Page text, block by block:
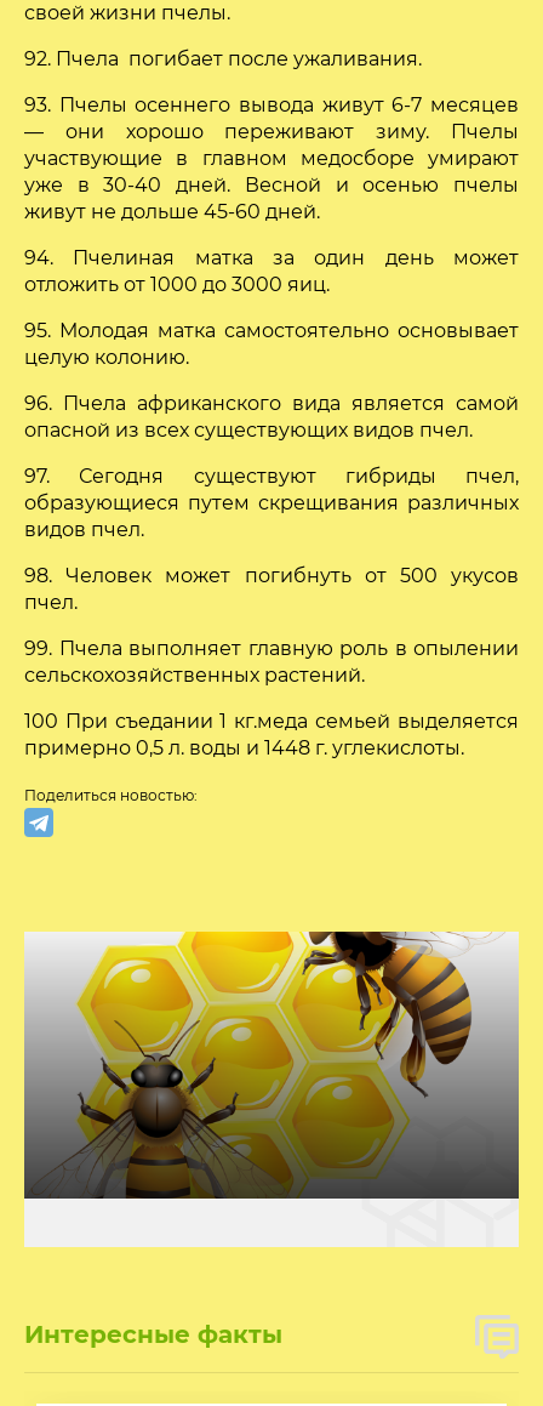
своей жизни пчелы.
92. Пчела погибает после ужаливания.
93. Пчелы осеннего вывода живут 6-7 месяцев
— они хорошо переживают зиму. Пчелы
участвующие в главном медосборе умирают
уже в 30-40 дней. Весной и осенью пчелы
живут не дольше 45-60 дней.
94. Пчелиная матка за один день может
отложить от 1000 до 3000 яиц.
95. Молодая матка самостоятельно основывает
целую колонию.
96. Пчела африканского вида является самой
опасной из всех существующих видов пчел.
97. Сегодня существуют гибриды пчел,
образующиеся путем скрещивания различных
видов пчел.
98. Человек может погибнуть от 500 укусов
пчел.
99. Пчела выполняет главную роль в опылении
сельскохозяйственных растений.
100 При съедании 1 кг.меда семьей выделяется
примерно 0,5 л. воды и 1448 г. углекислоты.
Поделиться новостью:
Интересные факты